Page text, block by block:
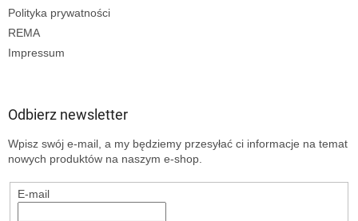
Polityka prywatności
REMA
Impressum
Odbierz newsletter
Wpisz swój e-mail, a my będziemy przesyłać ci informacje na temat
nowych produktów na naszym e-shop.
E-mail